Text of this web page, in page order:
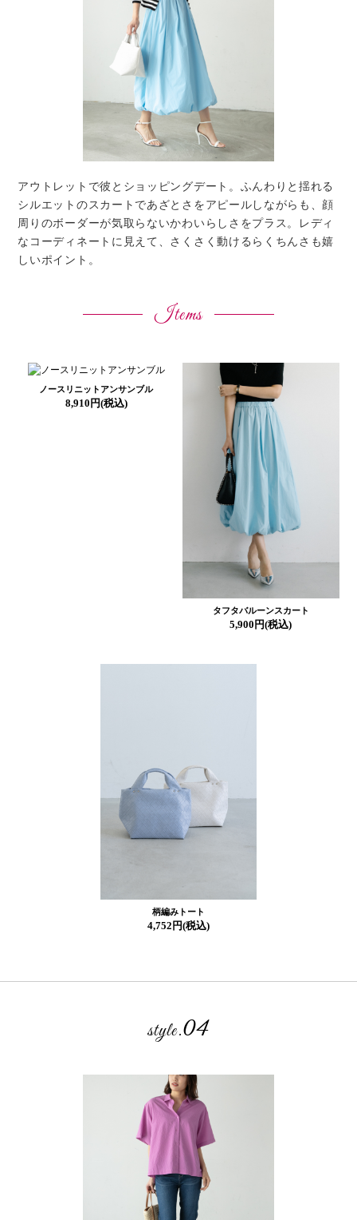
アウトレットで彼とショッピングデート。ふんわりと揺れる
シルエットのスカートであざとさをアピールしながらも、顔
周りのボーダーが気取らないかわいらしさをプラス。レディ
なコーディネートに見えて、さくさく動けるらくちんさも嬉
しいポイント。
Items
ノースリニットアンサンブル
8,910円(税込)
タフタバルーンスカート
5,900円(税込)
柄編みトート
4,752円(税込)
style.04